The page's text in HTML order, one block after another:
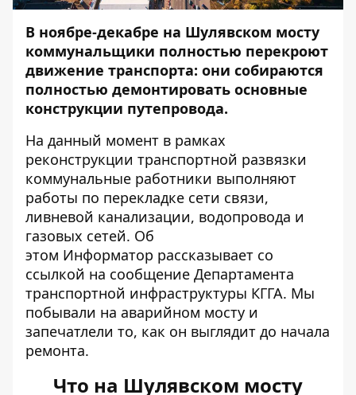
В ноябре-декабре на Шулявском мосту
коммунальщики полностью перекроют
движение транспорта: они собираются
полностью демонтировать основные
конструкции путепровода.
На данный момент в рамках
реконструкции транспортной развязки
коммунальные работники выполняют
работы по перекладке сети связи,
ливневой канализации, водопровода и
газовых сетей. Об
этом Информатор рассказывает со
ссылкой на сообщение Департамента
транспортной инфраструктуры КГГА. Мы
побывали на аварийном мосту и
запечатлели то, как он выглядит до начала
ремонта.
Что на Шулявском мосту